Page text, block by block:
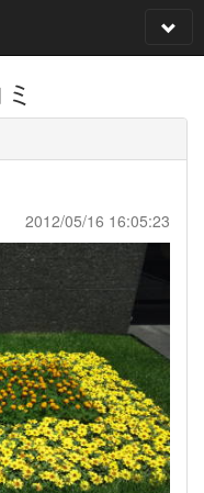
2012/05/16 16:05:23